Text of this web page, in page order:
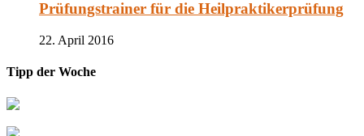
Prüfungstrainer für die Heilpraktikerprüfung
22. April 2016
Tipp der Woche